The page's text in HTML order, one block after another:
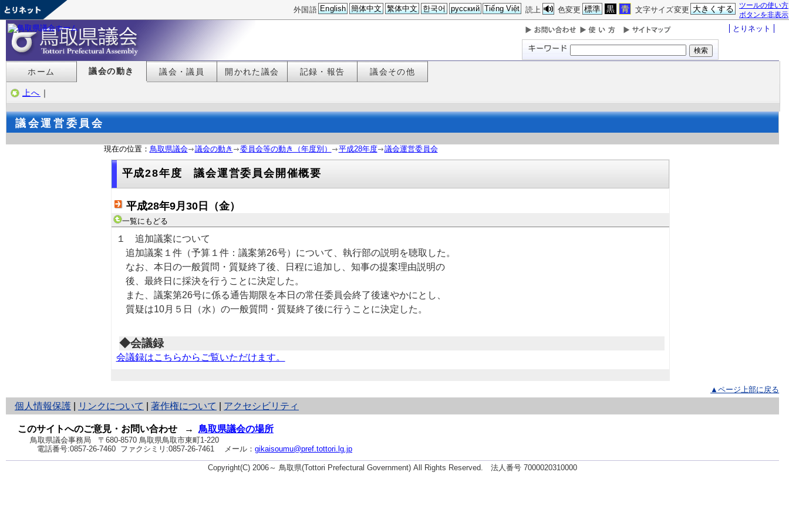
ツールの使い方
ボタンを非表示
文字サイズ変更 大きくする
色変更 標準 黒 青
読上
外国語 English 簡体中文 繁体中文 한국어 русский Tiếng Việt
とりネット
ホーム 議会の動き 議会・議員 開かれた議会 記録・報告 議会その他
上へ ｜
議会運営委員会
現在の位置： 鳥取県議会 議会の動き 委員会等の動き（年度別） 平成28年度 議会運営委員会
平成28年度 議会運営委員会開催概要
平成28年9月30日（金）
一覧にもどる
１ 追加議案について
追加議案１件（予算１件：議案第26号）について、執行部の説明を聴取した。
なお、本日の一般質問・質疑終了後、日程に追加し、知事の提案理由説明の
後、最終日に採決を行うことに決定した。
また、議案第26号に係る通告期限を本日の常任委員会終了後速やかにとし、
質疑は10月５日（水）の一般質問・質疑終了後に行うことに決定した。
◆会議録
会議録はこちらからご覧いただけます。
▲ページ上部に戻る
個人情報保護
と
り
ネ
ッ
ト
へ
リンクについて 著作権について アクセシビリティ
このサイトへのご意見・お問い合わせ → 鳥取県議会の場所
鳥取県議会事務局
〒680-8570 鳥取県鳥取市東町1-220
電話番号:0857-26-7460 ファクシミリ:0857-26-7461 メール： gikaisoumu@pref.tottori.lg.jp
Copyright(C) 2006～ 鳥取県(Tottori Prefectural Government) All Rights Reserved. 法人番号 7000020310000